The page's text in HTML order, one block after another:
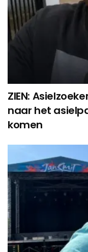
ZIEN:
naar het
komen